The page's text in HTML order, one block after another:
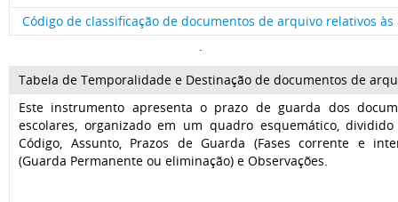
Código de classificação de documentos de arquivo relativos
.
Tabela de Temporalidade e Destinação de documentos de
Este instrumento apresenta o prazo de guarda dos
escolares, organizado em um quadro esquemático,
Código, Assunto, Prazos de Guarda (Fases corrente e
(Guarda Permanente ou eliminação) e Observações.